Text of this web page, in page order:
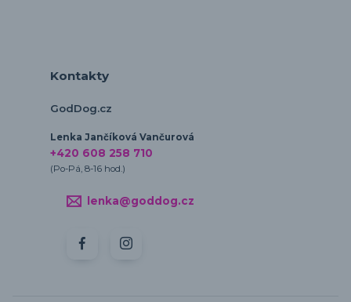
Kontakty
GodDog.cz
Lenka Jančíková Vančurová
+420 608 258 710
(Po-Pá, 8-16 hod.)
lenka@goddog.cz